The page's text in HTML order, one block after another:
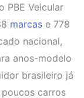
PBE Veicular
marcas e 778
nacional,
anos-modelo
brasileiro já
carros